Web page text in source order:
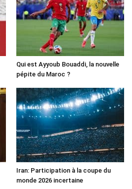
Qui est Ayyoub Bouaddi, la nouvelle
pépite du Maroc ?
Iran: Participation à la coupe du
monde 2026 incertaine